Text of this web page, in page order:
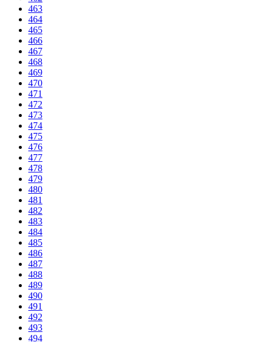
463
464
465
466
467
468
469
470
471
472
473
474
475
476
477
478
479
480
481
482
483
484
485
486
487
488
489
490
491
492
493
494